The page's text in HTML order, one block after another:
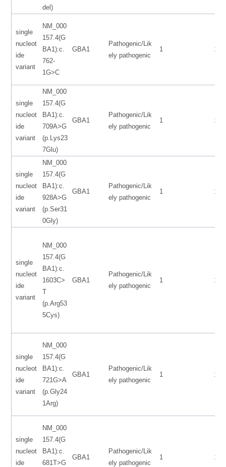
del)
single
nucleot
ide
variant
NM_000
157.4(G
BA1):c.
762-
1G>C
GBA1
Pathogenic/Lik
ely pathogenic
1
single
nucleot
ide
variant
NM_000
157.4(G
BA1):c.
709A>G
(p.Lys23
7Glu)
GBA1
Pathogenic/Lik
ely pathogenic
1
single
nucleot
ide
variant
NM_000
157.4(G
BA1):c.
928A>G
(p.Ser31
0Gly)
GBA1
Pathogenic/Lik
ely pathogenic
1
single
nucleot
ide
variant
NM_000
157.4(G
BA1):c.
1603C>
T
(p.Arg53
5Cys)
GBA1
Pathogenic/Lik
ely pathogenic
1
single
nucleot
ide
variant
NM_000
157.4(G
BA1):c.
721G>A
(p.Gly24
1Arg)
GBA1
Pathogenic/Lik
ely pathogenic
1
single
nucleot
ide
NM_000
157.4(G
BA1):c.
681T>G
GBA1
Pathogenic/Lik
ely pathogenic
1